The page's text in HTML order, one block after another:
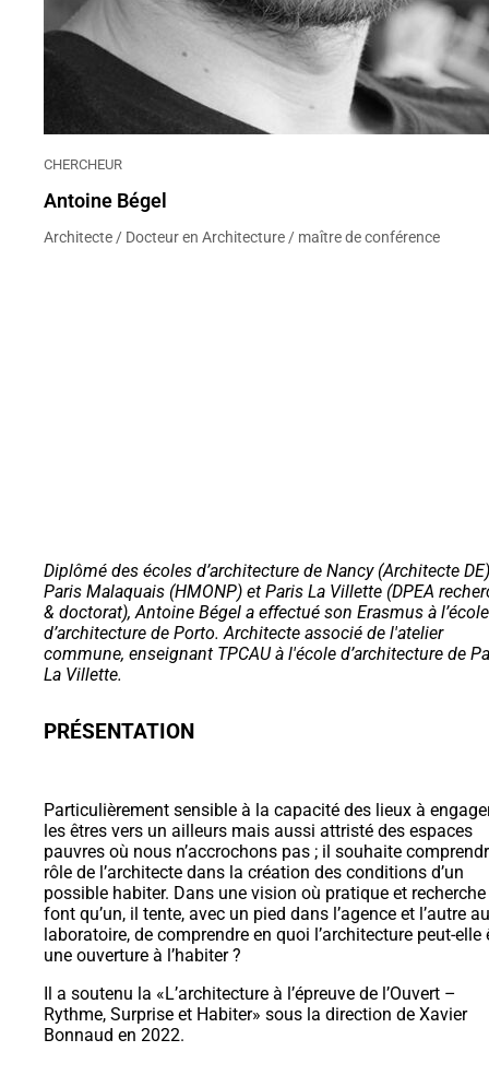
CHERCHEUR
Antoine Bégel
Architecte / Docteur en Architecture / maître de conférence
Diplômé des écoles d’architecture de Nancy (Architecte
Paris Malaquais (HMONP) et Paris La Villette (DPEA
& doctorat), Antoine Bégel a effectué son Erasmus à l’école
d’architecture de Porto. Architecte associé de l'atelier
commune, enseignant TPCAU à l'école d’architecture de
La Villette.
PRÉSENTATION
Particulièrement sensible à la capacité des lieux à
les êtres vers un ailleurs mais aussi attristé des espaces
pauvres où nous n’accrochons pas ; il souhaite
rôle de l’architecte dans la création des conditions d’un
possible habiter. Dans une vision où pratique et recherche
font qu’un, il tente, avec un pied dans l’agence et l’autre au
laboratoire, de comprendre en quoi l’architecture peut-elle
une ouverture à l’habiter ?
Il a soutenu la «L’architecture à l’épreuve de l’Ouvert –
Rythme, Surprise et Habiter» sous la direction de Xavier
Bonnaud en 2022.